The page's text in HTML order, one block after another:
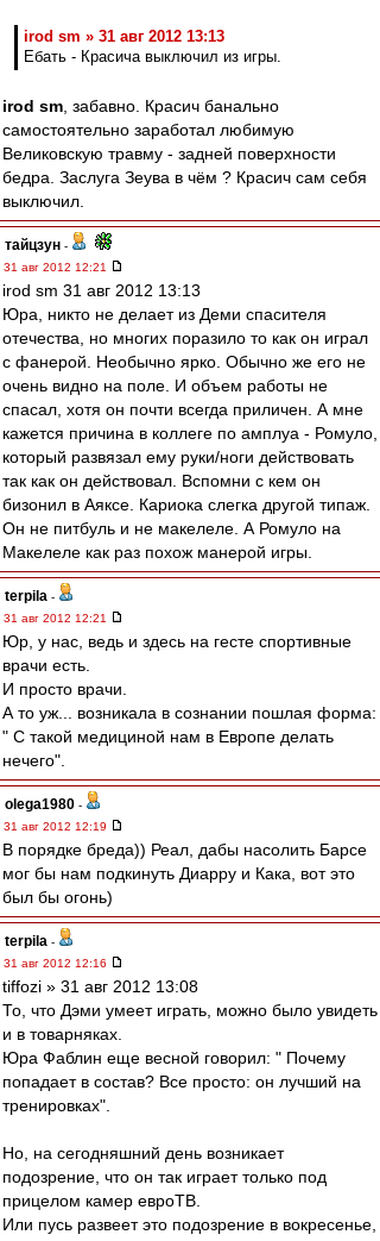
irod sm » 31 авг 2012 13:13
Ебать - Красича выключил из игры.
irod sm , забавно. Красич банально
самостоятельно заработал любимую
Великовскую травму - задней поверхности
бедра. Заслуга Зеува в чём ? Красич сам себя
выключил.
тайцзун -
31 авг 2012 12:21
irod sm 31 авг 2012 13:13
Юра, никто не делает из Деми спасителя
отечества, но многих поразило то как он играл
с фанерой. Необычно ярко. Обычно же его не
очень видно на поле. И объем работы не
спасал, хотя он почти всегда приличен. А мне
кажется причина в коллеге по амплуа - Ромуло,
который развязал ему руки/ноги действовать
так как он действовал. Вспомни с кем он
бизонил в Аяксе. Кариока слегка другой типаж.
Он не питбуль и не макелеле. А Ромуло на
Макелеле как раз похож манерой игры.
terpila -
31 авг 2012 12:21
Юр, у нас, ведь и здесь на гесте спортивные
врачи есть.
И просто врачи.
А то уж... возникала в сознании пошлая форма:
" С такой медициной нам в Европе делать
нечего".
olega1980 -
31 авг 2012 12:19
В порядке бреда)) Реал, дабы насолить Барсе
мог бы нам подкинуть Диарру и Кака, вот это
был бы огонь)
terpila -
31 авг 2012 12:16
tiffozi » 31 авг 2012 13:08
То, что Дэми умеет играть, можно было увидеть
и в товарняках.
Юра Фаблин еще весной говорил: " Почему
попадает в состав? Все просто: он лучший на
тренировках".
Но, на сегодняшний день возникает
подозрение, что он так играет только под
прицелом камер евроТВ.
Или пусь развеет это подозрение в вокресенье,